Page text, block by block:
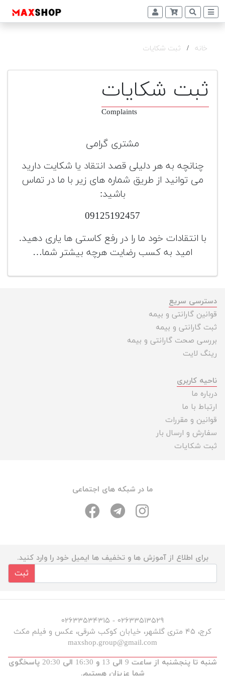
تجهیزات
اکسسوری
خرید
اقساطی
دست
دوم
لیست
قیمت
دوربین
بله
خانه / ثبت شکایات
ثبت شکایات
Complaints
مشتری گرامی
چنانچه به هر دلیلی قصد انتقاد یا شکایت دارید
می توانید از طریق شماره های زیر با ما در تماس
باشید:
09125192457
با انتقادات خود ما را در رفع کاستی ها یاری دهید.
امید به کسب رضایت هرچه بیشتر شما…
دسترسی سریع
قوانین گارانتی و بیمه
ثبت گارانتی و بیمه
بررسی صحت گارانتی و بیمه
رینگ لایت
ناحیه کاربری
درباره ما
ارتباط با ما
قوانین و مقررات
سفارش و ارسال بار
ثبت شکایات
ما در شبکه های اجتماعی
برای اطلاع از آموزش ها و تخفیف ها ایمیل خود را وارد کنید.
ثبت
۰۲۶۳۳۵۱۳۵۲۹ - ۰۲۶۳۳۵۳۴۳۱۵
کرج، ۴۵ متری گلشهر، خیابان کوکب شرقی، عکس و فیلم مکث
maxshop.group@gmail.com
شنبه تا پنجشنبه از ساعت 9 الی 13 و 16:30 الی 20:30 پاسخگوی
شما عزیزان هستیم.